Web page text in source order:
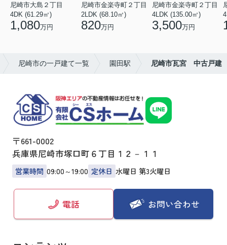
尼崎市大島２丁目
4DK (61.29㎡)
1,080万円
尼崎市金楽寺町２丁目
2LDK (68.10㎡)
820万円
尼崎市金楽寺町２丁目
4LDK (135.00㎡)
3,500万円
尼崎市の一戸建て一覧 園田駅 尼崎市瓦宮 中古戸建
〒661-0002
兵庫県尼崎市塚口町６丁目１２－１１
営業時間 09:00～19:00 定休日 水曜日 第3火曜日
電話 お問い合わせ